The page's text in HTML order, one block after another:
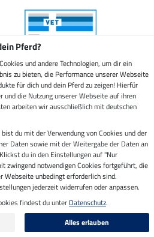
Rechnung Vorkasse
am 09.08.2026 um 07:13
MwSt. zzgl.
Versandkosten
Pferd?
und andere Technologien, um dir ein
zu bieten, die Performance unserer Webseite
für dich und dein Pferd zu zeigen! Hierfür
die Nutzung unserer Webseite auf ihren
arbeiten wir ausschließlich mit deutschen
du mit der Verwendung von Cookies und der
Daten sowie mit der Weitergabe der Daten an
du in den Einstellungen auf "Nur
zwingend notwendigen Cookies fortgeführt, die
Webseite unbedingt erforderlich sind.
jederzeit widerrufen oder anpassen.
findest du unter Datenschutz.
Alles erlauben